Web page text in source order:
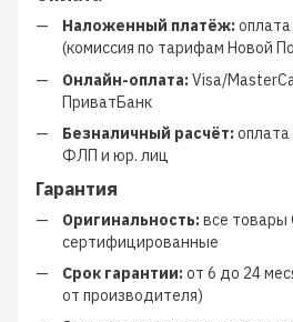
Наложенный платёж:
(комиссия по тарифам Новой
Онлайн-оплата:Visa/
ПриватБанк
Безналичный расчёт:
ФЛП и юр. лиц
Гарантия
Оригинальность:все товары
сертифицированные
Срок гарантии:от 6 до 24
от производителя)